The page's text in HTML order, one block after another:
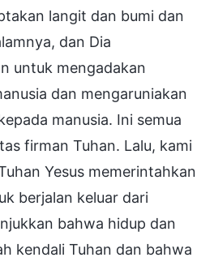
langit dan bumi dan
dan Dia
untuk mengadakan
dan mengaruniakan
manusia. Ini semua
firman Tuhan. Lalu, kami
Yesus memerintahkan
berjalan keluar dari
bahwa hidup dan
kendali Tuhan dan bahwa